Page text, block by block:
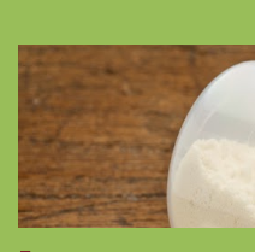
въглехидрати в 100 г =
Мазнини: 150 : количеството
1 блок.